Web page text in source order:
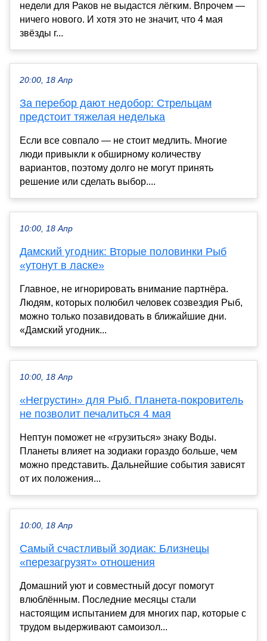
недели для Раков не выдастся лёгким. Впрочем —
ничего нового. И хотя это не значит, что 4 мая
звёзды г...
20:00, 18 Апр
За перебор дают недобор: Стрельцам
предстоит тяжелая неделька
Если все совпало — не стоит медлить. Многие
люди привыкли к обширному количеству
вариантов, поэтому долго не могут принять
решение или сделать выбор....
10:00, 18 Апр
Дамский угодник: Вторые половинки Рыб
«утонут в ласке»
Главное, не игнорировать внимание партнёра.
Людям, которых полюбил человек созвездия Рыб,
можно только позавидовать в ближайшие дни.
«Дамский угодник...
10:00, 18 Апр
«Негрустин» для Рыб. Планета-покровитель
не позволит печалиться 4 мая
Нептун поможет не «грузиться» знаку Воды.
Планеты влияет на зодиаки гораздо больше, чем
можно представить. Дальнейшие события зависят
от их положения...
10:00, 18 Апр
Самый счастливый зодиак: Близнецы
«перезагрузят» отношения
Домашний уют и совместный досуг помогут
влюблённым. Последние месяцы стали
настоящим испытанием для многих пар, которые с
трудом выдерживают самоизол...